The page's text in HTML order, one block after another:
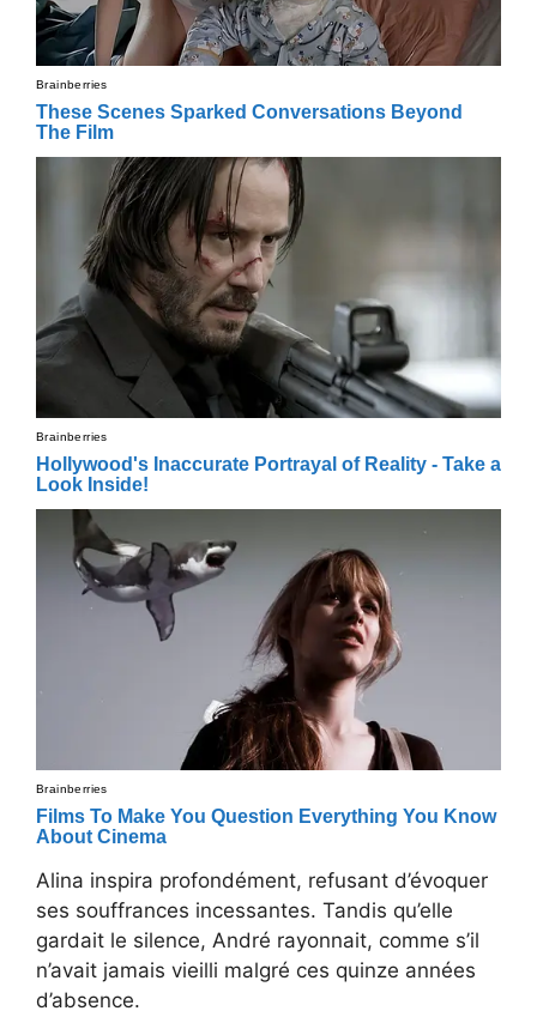
Alina inspira profondément, refusant d’évoquer
ses souffrances incessantes. Tandis qu’elle
gardait le silence, André rayonnait, comme s’il
n’avait jamais vieilli malgré ces quinze années
d’absence.